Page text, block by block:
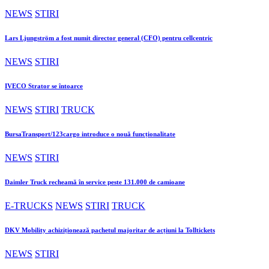
NEWS STIRI
Lars Ljungström a fost numit director general (CFO) pentru cellcentric
NEWS STIRI
IVECO Strator se întoarce
NEWS STIRI TRUCK
BursaTransport/123cargo introduce o nouă funcționalitate
NEWS STIRI
Daimler Truck recheamă în service peste 131.000 de camioane
E-TRUCKS NEWS STIRI TRUCK
DKV Mobility achiziționează pachetul majoritar de acțiuni la Tolltickets
NEWS STIRI